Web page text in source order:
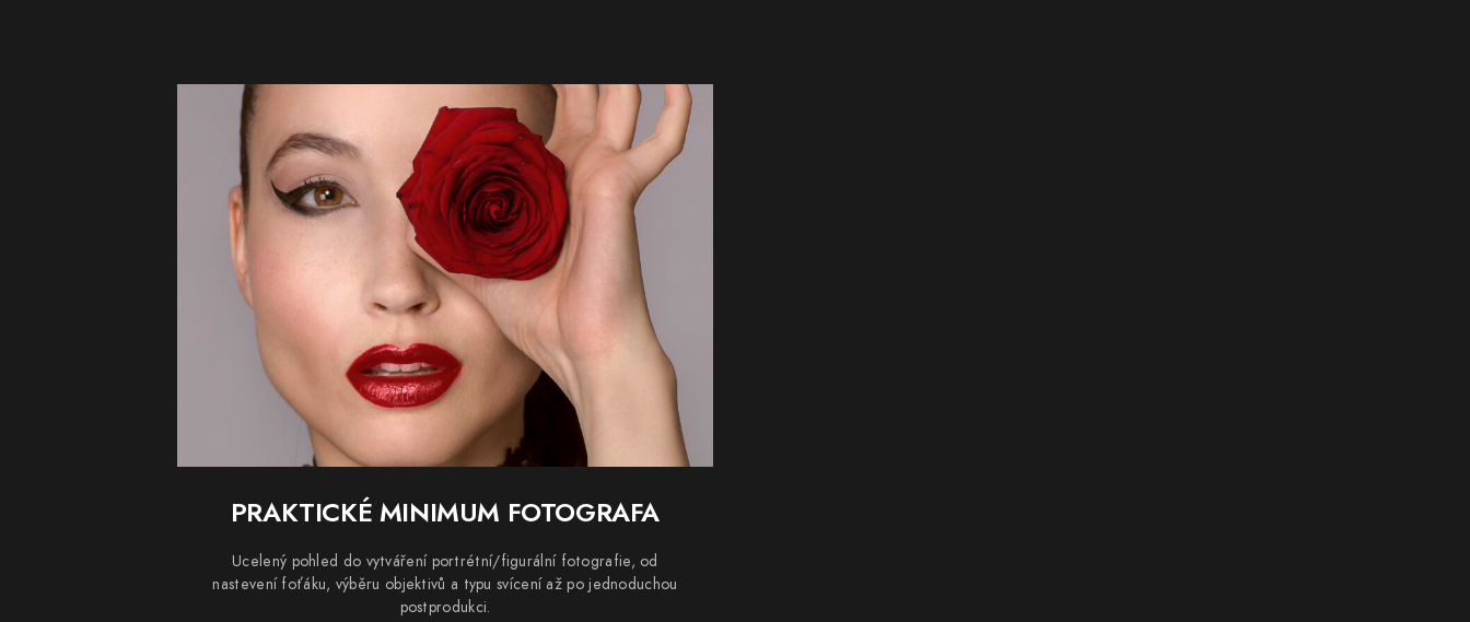
PRAKTICKÉ MINIMUM FOTOGRAFA
Ucelený pohled do vytváření portrétní/figurální fotografie, od
nastevení foťáku, výběru objektivů a typu svícení až po jednoduchou
postprodukci.